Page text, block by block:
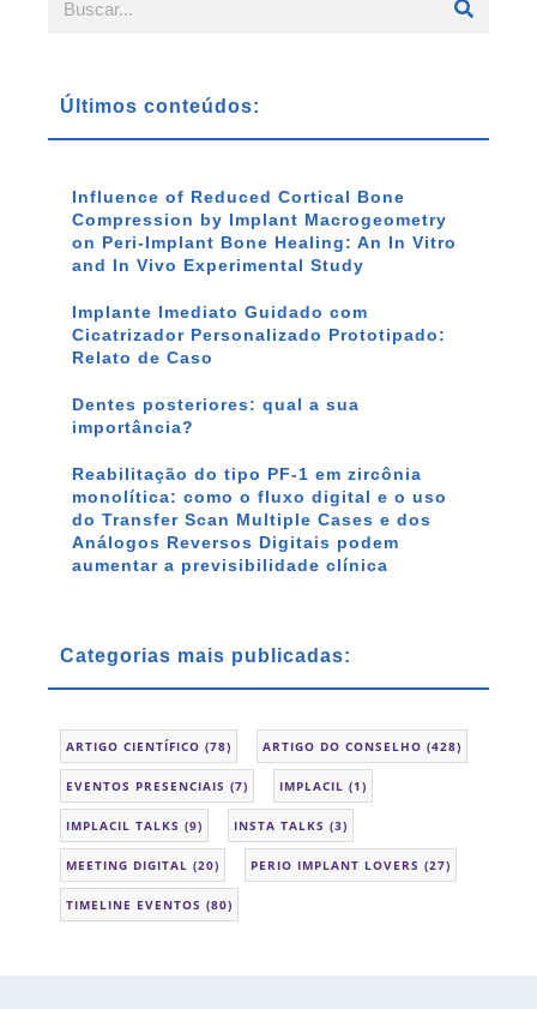
Últimos conteúdos:
Influence of Reduced Cortical Bone
Compression by Implant Macrogeometry
on Peri-Implant Bone Healing: An In Vitro
and In Vivo Experimental Study
Implante Imediato Guidado com
Cicatrizador Personalizado Prototipado:
Relato de Caso
Dentes posteriores: qual a sua
importância?
Reabilitação do tipo PF-1 em zircônia
monolítica: como o fluxo digital e o uso
do Transfer Scan Multiple Cases e dos
Análogos Reversos Digitais podem
aumentar a previsibilidade clínica
Categorias mais publicadas:
ARTIGO CIENTÍFICO (78) ARTIGO DO CONSELHO (428)
EVENTOS PRESENCIAIS (7) IMPLACIL (1)
IMPLACIL TALKS (9) INSTA TALKS (3)
MEETING DIGITAL (20) PERIO IMPLANT LOVERS (27)
TIMELINE EVENTOS (80)